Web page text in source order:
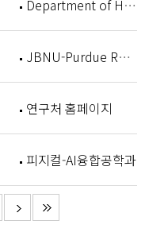
Department of History
JBNU-Purdue Research Institute (JPRI)
연구처 홈페이지
피지컬-AI융합공학과